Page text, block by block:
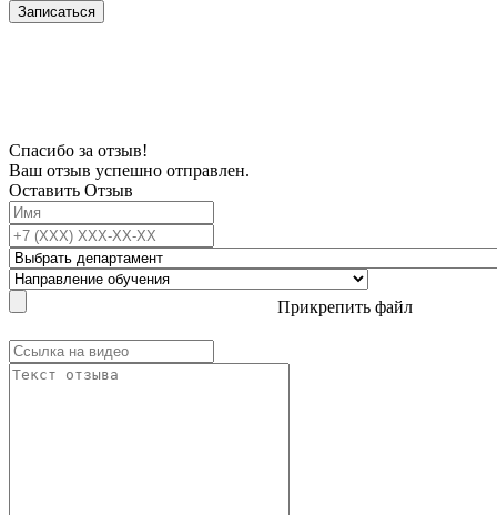
Записаться
Спасибо за отзыв!
Ваш отзыв успешно отправлен.
Оставить Отзыв
Прикрепить файл